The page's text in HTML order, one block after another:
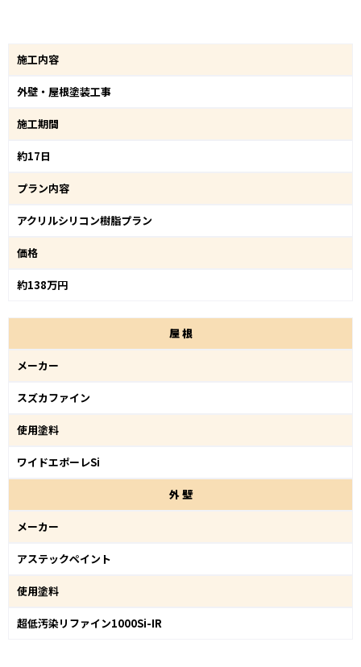
施工内容
外壁・屋根塗装工事
施工期間
約17日
プラン内容
アクリルシリコン樹脂プラン
価格
約138万円
屋根
メーカー
スズカファイン
使用塗料
ワイドエポーレSi
外壁
メーカー
アステックペイント
使用塗料
超低汚染リファイン1000Si-IR